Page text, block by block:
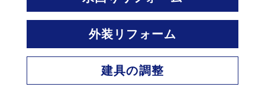
外装リフォーム
建具の調整